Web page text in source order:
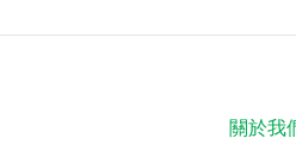
關於我